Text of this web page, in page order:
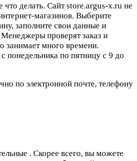
делать. Сайт store.argus-x.ru не
магазинов. Выберите
заполните свои данные и
Менеджеры проверят заказ и
занимает много времени.
понедельника по пятницу с 9 до
по электронной почте, телефону
. Скорее всего, вы можете